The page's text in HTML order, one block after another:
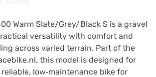
Warm Slate/Grey/Black S is a gravel
versatility with comfort and
across varied terrain. Part of the
this model is designed for
low‑maintenance bike for